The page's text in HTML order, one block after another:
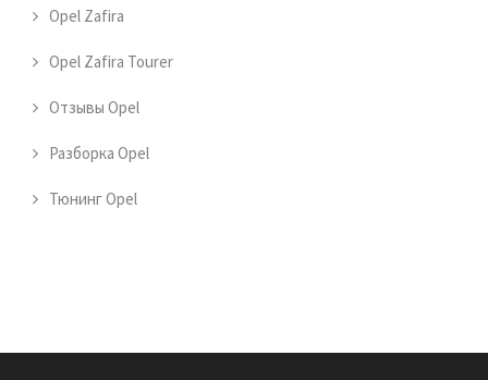
Opel Zafira
Opel Zafira Tourer
Отзывы Opel
Разборка Opel
Тюнинг Opel